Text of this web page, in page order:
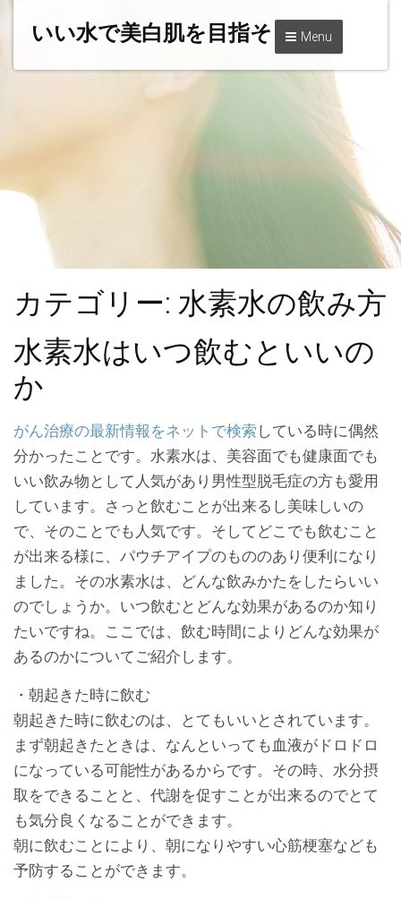
いい水で美白肌を目指そう Menu
カテゴリー: 水素水の飲み方
水素水はいつ飲むといいの
か
がん治療の最新情報をネットで検索 している時に偶然
分かったことです。水素水は、美容面でも健康面でも
いい飲み物として人気があり男性型脱毛症の方も愛用
しています。さっと飲むことが出来るし美味しいの
で、そのことでも人気です。そしてどこでも飲むこと
が出来る様に、パウチアイプのもののあり便利になり
ました。その水素水は、どんな飲みかたをしたらいい
のでしょうか。いつ飲むとどんな効果があるのか知り
たいですね。ここでは、飲む時間によりどんな効果が
あるのかについてご紹介します。
・朝起きた時に飲む
朝起きた時に飲むのは、とてもいいとされています。
まず朝起きたときは、なんといっても血液がドロドロ
になっている可能性があるからです。その時、水分摂
取をできることと、代謝を促すことが出来るのでとて
も気分良くなることができます。
朝に飲むことにより、朝になりやすい心筋梗塞なども
予防することができます。